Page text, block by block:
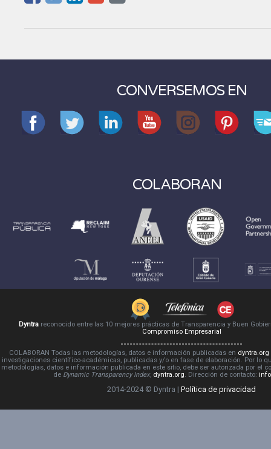
CONVERSEMOS EN
COLABORAN
Dyntrareconocido entre las 10 mejores prácticas de Transparencia y Buen
Compromiso Empresarial
COLABORAN Todas las metodologías, datos e información publicadas en dyntra.org
investigaciones científico-académicas, publicadas y/o en fase de elaboración. Por lo
metodologías, datos e información publicada en este sitio, debe ser autorizada por el
de Dynamic Transparency Index, dyntra.org. Dirección de contacto:
2014-2024 © Dyntra | Política de privacidad